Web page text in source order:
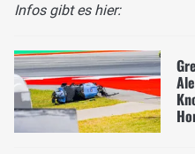
Infos gibt es hier: